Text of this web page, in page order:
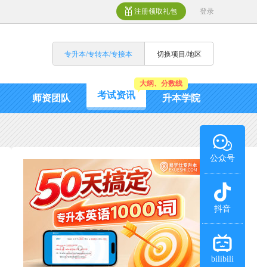
注册领取礼包 登录
专升本/专转本/专接本 切换项目/地区
师资团队 考试资讯
大纲、分数线
升本学院
公众号
抖音
bilibili